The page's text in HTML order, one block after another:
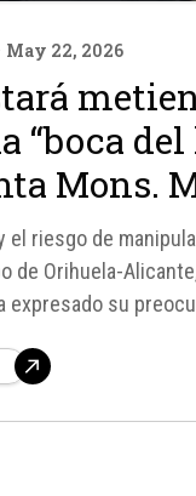
May 22, 2026
“boca del
Mons.
el riesgo de
de Orihuela-
expresado su
visita a España,